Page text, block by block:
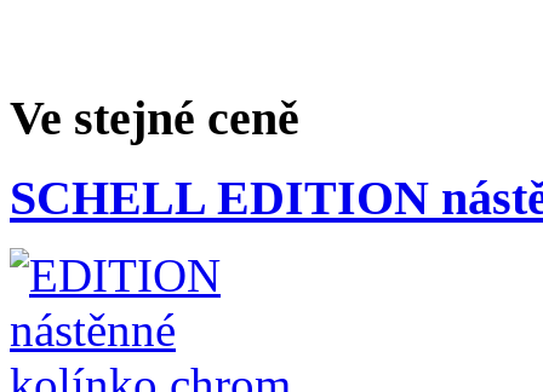
Ve stejné ceně
SCHELL EDITION